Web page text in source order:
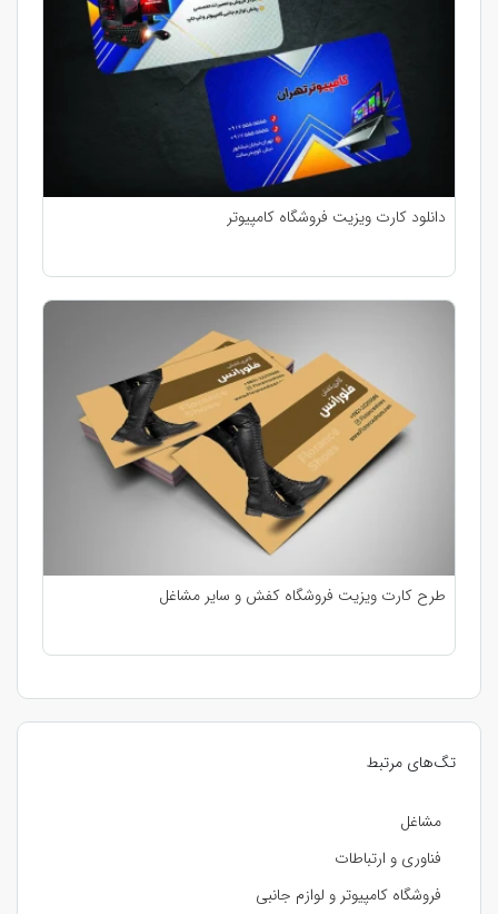
تگ‌های مرتبط
مشاغل
فناوری و ارتباطات
فروشگاه کامپیوتر و لوازم جانبی
دانلود کارت ویزیت فروشگاه کامپیوتر
طرح کارت ویزیت فروشگاه کفش و سایر مشاغل